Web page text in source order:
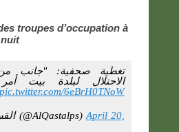
troupes d’occupation à
تغطية صحفية: "جانب
الاحتلال لبلدة بيت
pic.twitter.com/6eBrH0TNoW
— القسطل الإخباري (@AlQastalps) April 20,